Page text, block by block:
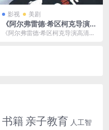
影视 美剧
《阿尔弗雷德·希区柯克导演高
清电影作品20部》[MKV/MP
《阿尔弗雷德·希区柯克导演高清电
书籍 亲子教育 人工智